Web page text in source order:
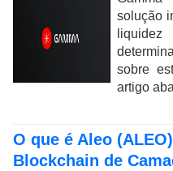
solução
sobre
artigo
O que é Aleo
Blockchain de